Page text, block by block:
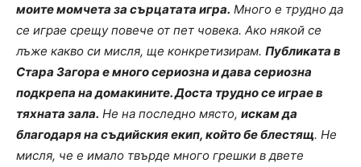
моите момчета за сърцатата игра. Много е трудно да
се играе срещу повече от пет човека. Ако някой се
лъже какво си мисля, ще конкретизирам. Публиката в
Стара Загора е много сериозна и дава сериозна
подкрепа на домакините. Доста трудно се играе в
тяхната зала. Не на последно място, искам да
благодаря на съдийския екип, който бе блестящ. Не
мисля, че е имало твърде много грешки в двете